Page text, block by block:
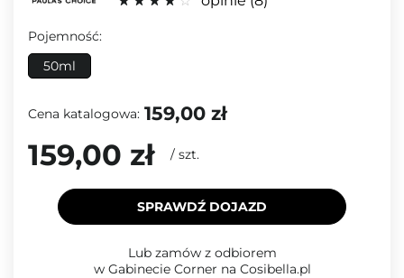
Pojemność:
50ml
Cena katalogowa: 159,00 zł
159,00 zł / szt.
SPRAWDŹ DOJAZD
Lub zamów z odbiorem
w Gabinecie Corner na Cosibella.pl